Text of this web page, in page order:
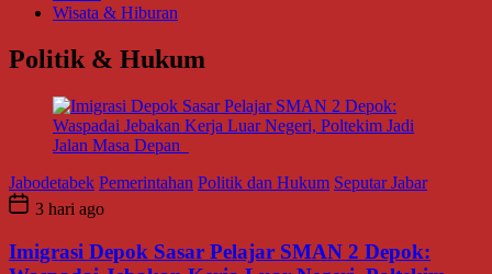
Wisata & Hiburan
Politik & Hukum
Jabodetabek Pemerintahan Politik dan Hukum Seputar Jabar
3 hari ago
Imigrasi Depok Sasar Pelajar SMAN 2 Depok: